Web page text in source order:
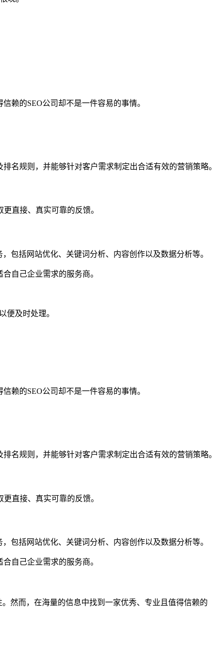
赖的SEO公司却不是一件容易的事情。
名规则，并能够针对客户需求制定出合适有效的营销策略。
直接、真实可靠的反馈。
包括网站优化、关键词分析、内容创作以及数据分析等。
自己企业需求的服务商。
便及时处理。
赖的SEO公司却不是一件容易的事情。
名规则，并能够针对客户需求制定出合适有效的营销策略。
直接、真实可靠的反馈。
包括网站优化、关键词分析、内容创作以及数据分析等。
自己企业需求的服务商。
然而，在海量的信息中找到一家优秀、专业且值得信赖的